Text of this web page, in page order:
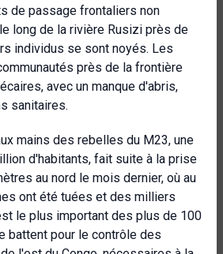
de passage frontaliers non
long de la rivière Rusizi près de
individus se sont noyés. Les
près de la frontière
avec un manque d'abris,
sanitaires.
mains des rebelles du M23, une
d'habitants, fait suite à la prise
au nord le mois dernier, où au
ont été tuées et des milliers
le plus important des plus de 100
battent pour le contrôle des